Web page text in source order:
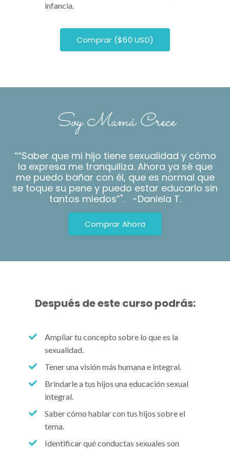
infancia.
Comprar ($60 USD)
Soy Mamá Crece
““Saber que mi hijo tiene sexualidad y cómo
la expresa me tranquiliza. Ahora ya sé que
me puedo bañar con él, que es normal que
se toque su pene y puedo estar educarlo sin
tantos miedos”". -Daniela T.
Comprar Ahora
Después de este curso podrás:
Ampliar tu concepto sobre lo que es la
sexualidad.
Tener una visión más humana e integral.
Brindarle a tus hijos una educación sexual
integral.
Saber cómo hablar con tus hijos sobre el
tema.
Identificar qué conductas sexuales son